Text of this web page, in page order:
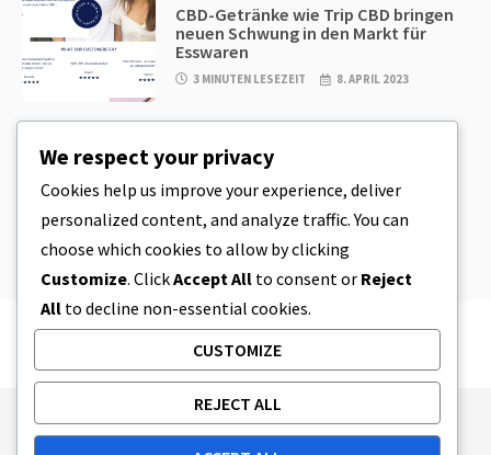
CBD-Getränke wie Trip CBD bringen
neuen Schwung in den Markt für
Esswaren
3 MINUTEN LESEZEIT 8. APRIL 2023
CBD EDIBLES
CBD-Plätzchenteig & unglaublich
einfache CBD-Esswaren, die Sie zu
Hause herstellen können
4 MINUTEN LESEZEIT
Publishing Principles
Ethics Policy
We respect your privacy
Cookies help us improve your experience, deliver
personalized content, and analyze traffic. You can
choose which cookies to allow by clicking
Customize. ClickAccept All to consent or Reject
All to decline non-essential cookies.
CUSTOMIZE
REJECT ALL